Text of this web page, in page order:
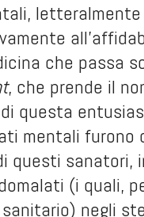
che passa
, che prende il
questa
mentali furono
questi
(i quali,
negli